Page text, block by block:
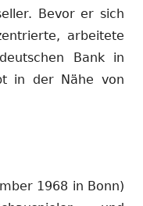
Bevor er sich
arbeitete
Bank in
in der Nähe von
1968 in Bonn)